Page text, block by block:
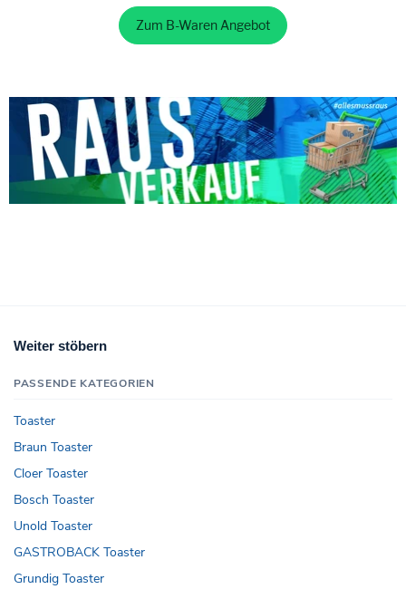
Zum B-Waren Angebot
Weiter stöbern
PASSENDE KATEGORIEN
Toaster
Braun Toaster
Cloer Toaster
Bosch Toaster
Unold Toaster
GASTROBACK Toaster
Grundig Toaster